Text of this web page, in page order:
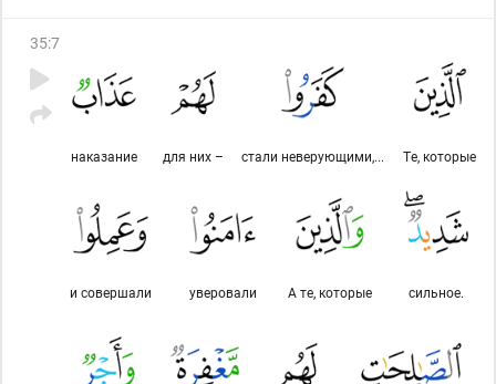
35:7
Те, которые
стали неверующими,...
для них –
наказание
сильное.
А те, которые
уверовали
и совершали